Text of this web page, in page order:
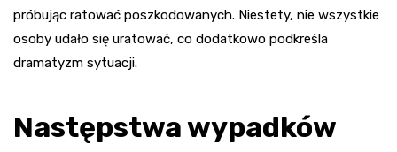
próbując ratować poszkodowanych. Niestety, nie wszystkie
osoby udało się uratować, co dodatkowo podkreśla
dramatyzm sytuacji.
Następstwa wypadków